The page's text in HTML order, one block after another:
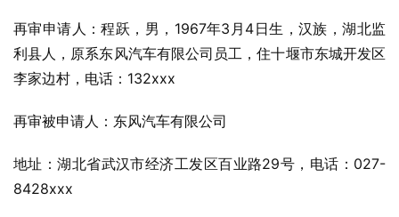
再审申请人：程跃，男，1967年3月4日生，汉族，湖北监
利县人，原系东风汽车有限公司员工，住十堰市东城开发区
李家边村，电话：132xxx
再审被申请人：东风汽车有限公司
地址：湖北省武汉市经济工发区百业路29号，电话：027-
8428xxx